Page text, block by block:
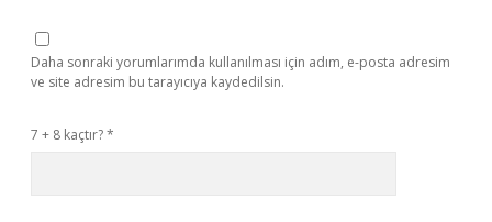
Daha sonraki yorumlarımda kullanılması için adım, e-posta adresim
ve site adresim bu tarayıcıya kaydedilsin.
7 + 8 kaçtır?*